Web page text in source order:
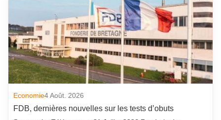
Economie4 Août. 2026
FDB, dernières nouvelles sur les tests d’obuts